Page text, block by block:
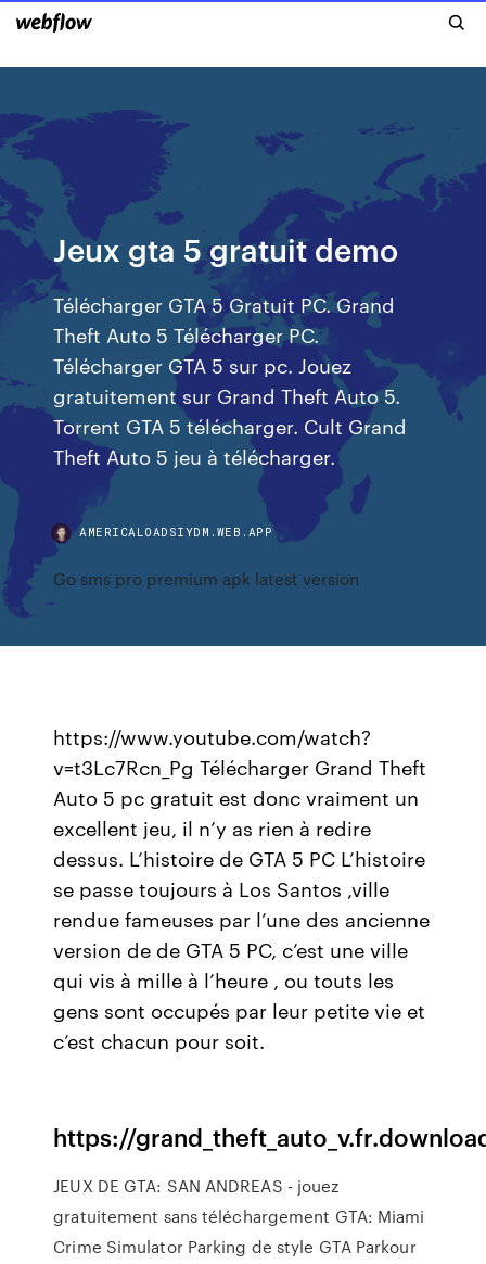
Jeux gta 5 gratuit demo
Télécharger GTA 5 Gratuit PC. Grand
Theft Auto 5 Télécharger PC.
Télécharger GTA 5 sur pc. Jouez
gratuitement sur Grand Theft Auto 5.
Torrent GTA 5 télécharger. Cult Grand
Theft Auto 5 jeu à télécharger.
AMERICALOADSIYDM.WEB.APP
Go sms pro premium apk latest version
https://www.youtube.com/watch?
v=t3Lc7Rcn_Pg Télécharger Grand Theft
Auto 5 pc gratuit est donc vraiment un
excellent jeu, il n’y as rien à redire
dessus. L’histoire de GTA 5 PC L’histoire
se passe toujours à Los Santos ,ville
rendue fameuses par l’une des ancienne
version de de GTA 5 PC, c’est une ville
qui vis à mille à l’heure , ou touts les
gens sont occupés par leur petite vie et
c’est chacun pour soit.
https://
JEUX DE GTA: SAN ANDREAS - jouez
gratuitement sans téléchargement GTA: Miami
Crime Simulator Parking de style GTA Parkour